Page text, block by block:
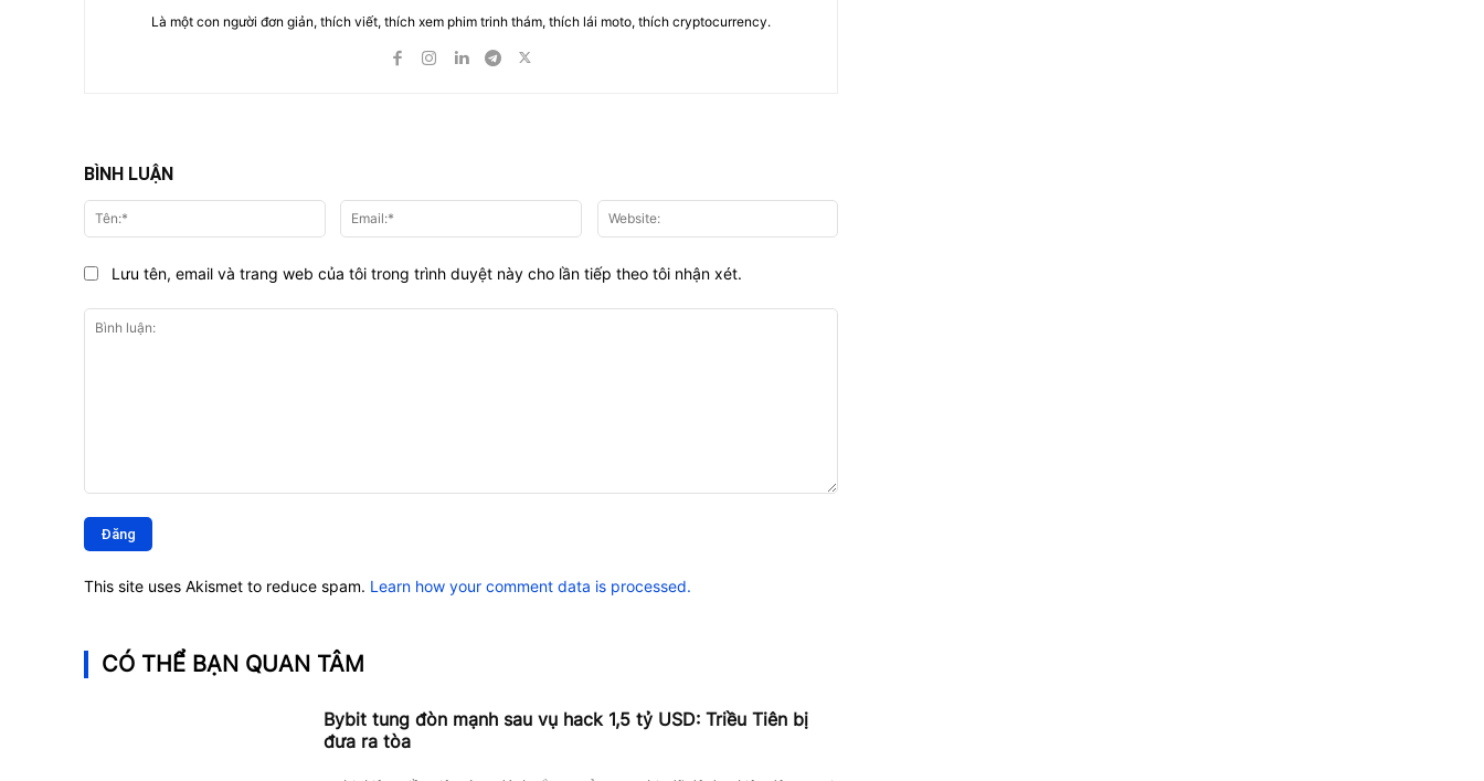
Là một con người đơn giản, thích viết, thích xem phim trinh thám, thích lái moto, thích cryptocurrency.
BÌNH LUẬN
luận:
Tên:* Email:*
Lưu tên, email và trang web của tôi trong trình duyệt này cho lần tiếp theo tôi nhận xét.
This site uses Akismet to reduce spam. Learn how your comment data is processed.
CÓ THỂ BẠN QUAN TÂM
Bybit tung đòn mạnh sau vụ hack 1,5 tỷ USD: Triều Tiên bị
đưa ra tòa